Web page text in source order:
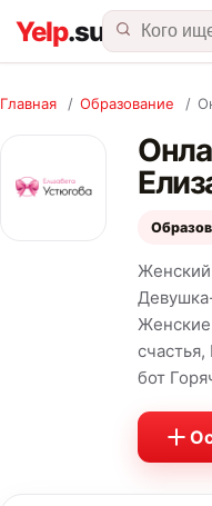
Главная / Образование /
Женские
бот